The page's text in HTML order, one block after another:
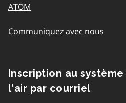
ATOM
Communiquez avec nous
Inscription au
l’air par courriel